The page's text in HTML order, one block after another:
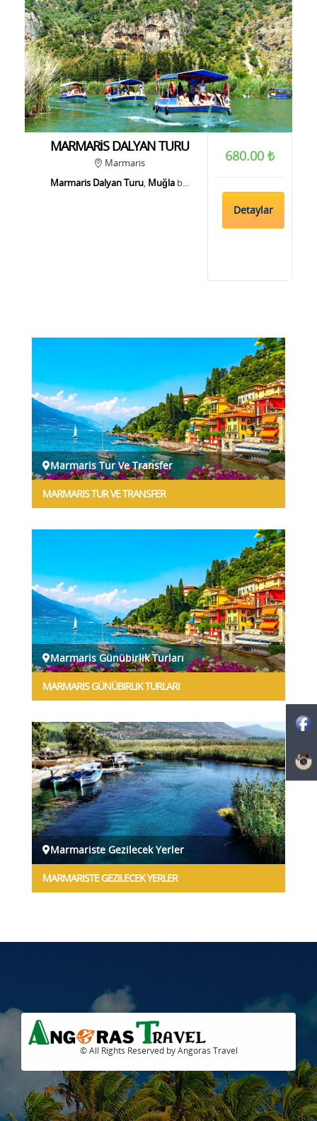
680.00 ₺
Detaylar
MARMARİS DALYAN TURU
Marmaris
Marmaris Dalyan Turu, Muğla b...
Marmaris Tur Ve Transfer
MARMARIS TUR VE TRANSFER
Marmaris Günübirlik Turları
MARMARIS GÜNÜBIRLIK TURLARI
Marmariste Gezilecek Yerler
MARMARISTE GEZILECEK YERLER
© All Rights Reserved by Angoras Travel